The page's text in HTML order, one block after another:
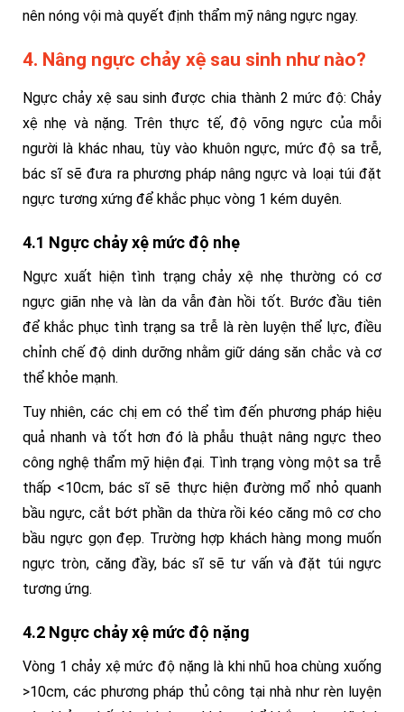
nên nóng vội mà quyết định thẩm mỹ nâng ngực ngay.
4. Nâng ngực chảy xệ sau sinh như nào?
Ngực chảy xệ sau sinh được chia thành 2 mức độ: Chảy
xệ nhẹ và nặng. Trên thực tế, độ võng ngực của mỗi
người là khác nhau, tùy vào khuôn ngực, mức độ sa trễ,
bác sĩ sẽ đưa ra phương pháp nâng ngực và loại túi đặt
ngực tương xứng để khắc phục vòng 1 kém duyên.
4.1 Ngực chảy xệ mức độ nhẹ
Ngực xuất hiện tình trạng chảy xệ nhẹ thường có cơ
ngực giãn nhẹ và làn da vẫn đàn hồi tốt. Bước đầu tiên
để khắc phục tình trạng sa trễ là rèn luyện thể lực, điều
chỉnh chế độ dinh dưỡng nhằm giữ dáng săn chắc và cơ
thể khỏe mạnh.
Tuy nhiên, các chị em có thể tìm đến phương pháp hiệu
quả nhanh và tốt hơn đó là phẫu thuật nâng ngực theo
công nghệ thẩm mỹ hiện đại. Tình trạng vòng một sa trễ
thấp <10cm, bác sĩ sẽ thực hiện đường mổ nhỏ quanh
bầu ngực, cắt bớt phần da thừa rồi kéo căng mô cơ cho
bầu ngực gọn đẹp. Trường hợp khách hàng mong muốn
ngực tròn, căng đầy, bác sĩ sẽ tư vấn và đặt túi ngực
tương ứng.
4.2 Ngực chảy xệ mức độ nặng
Vòng 1 chảy xệ mức độ nặng là khi nhũ hoa chùng xuống
>10cm, các phương pháp thủ công tại nhà như rèn luyện